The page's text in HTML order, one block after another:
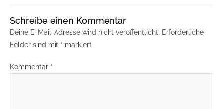
Schreibe einen Kommentar
Deine E-Mail-Adresse wird nicht veröffentlicht. Erforderliche
Felder sind mit * markiert
Kommentar *